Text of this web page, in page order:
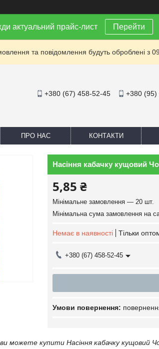
актуальний прайс-лист Перейти
та повідомлення будуть оброблені з
+380 (67) 458-52-45 +380 (95)
ПРО НАС КОНТАКТИ
Насіння кабачку кущовий
5,85 ₴
Мінімальне замовлення — 20 шт.
Мінімальна сума замовлення на
Немає в наявності Тільки
+380 (67) 458-52-45
можете купити Насіння кабачку кущовий